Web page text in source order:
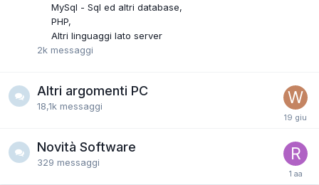
MySql - Sql ed altri database
PHP
Altri linguaggi lato server
2k messaggi
Altri argomenti PC
18,1k messaggi
Novità Software
329 messaggi